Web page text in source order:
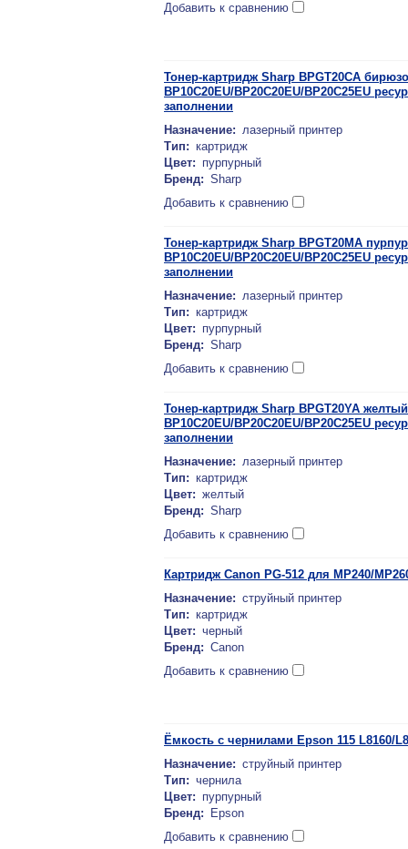
Добавить к сравнению
Тонер-картридж Sharp BPGT20CA
BP10C20EU/BP20C20EU/BP20C25EU
заполнении
Назначение: лазерный принтер
Тип: картридж
Цвет: пурпурный
Бренд: Sharp
Добавить к сравнению
Тонер-картридж Sharp BPGT20MA
BP10C20EU/BP20C20EU/BP20C25EU
заполнении
Назначение: лазерный принтер
Тип: картридж
Цвет: пурпурный
Бренд: Sharp
Добавить к сравнению
Тонер-картридж Sharp BPGT20YA
BP10C20EU/BP20C20EU/BP20C25EU
заполнении
Назначение: лазерный принтер
Тип: картридж
Цвет: желтый
Бренд: Sharp
Добавить к сравнению
Картридж Canon PG-512 для MP240/
Назначение: струйный принтер
Тип: картридж
Цвет: черный
Бренд: Canon
Добавить к сравнению
Ёмкость с чернилами Epson 115 L8160/
Назначение: струйный принтер
Тип: чернила
Цвет: пурпурный
Бренд:
Epson
Добавить к сравнению